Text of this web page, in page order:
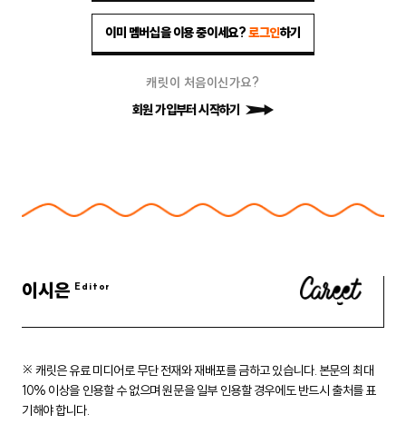
이미 멤버십을 이용 중이세요?로그인하기
캐릿이 처음이신가요?
회원 가입부터 시작하기
이시은
※ 캐릿은 유료 미디어로 무단 전재와 재배포를 금하고 있습니다. 본문의 최대
10% 이상을 인용할 수 없으며 원문을 일부 인용할 경우에도반드시 출처를 표
기해야 합니다.